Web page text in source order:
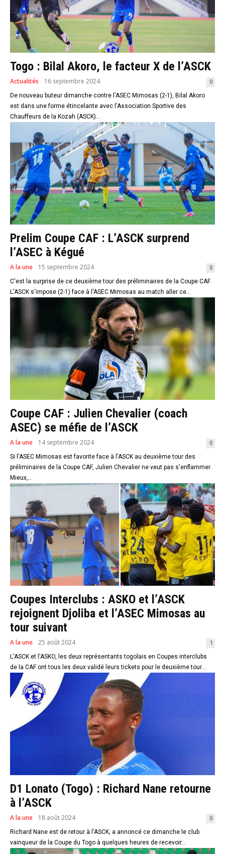
Togo : Bilal Akoro, le facteur X de l’ASCK
Actualités 16 septembre 2024 0
De nouveau buteur dimanche contre l'ASEC Mimosas (2-1), Bilal Akoro
est dans une forme étincelante avec l'Association Sportive des
Chauffeurs de la Kozah (ASCK)...
Prelim Coupe CAF : L’ASCK surprend
l’ASEC à Kégué
A la une 15 septembre 2024 0
C'est la surprise de ce deuxième tour des préliminaires de la Coupe CAF.
L'ASCK s'impose (2-1) face à l'ASEC Mimosas au match aller ce...
Coupe CAF : Julien Chevalier (coach
ASEC) se méfie de l’ASCK
A la une 14 septembre 2024 0
Si l'ASEC Mimosas est favorite face à l'ASCK au deuxième tour des
préliminaires de la Coupe CAF, Julien Chevalier ne veut pas s'enflammer.
Mieux,...
Coupes Interclubs : ASKO et l’ASCK
rejoignent Djoliba et l’ASEC Mimosas au
tour suivant
A la une 25 août 2024 1
L'ASCK et l'ASKO, les deux représentants togolais en Coupes interclubs
de la CAF ont tous les deux validé leurs tickets pour le deuxième tour...
D1 Lonato (Togo) : Richard Nane retourne
à l’ASCK
A la une 18 août 2024 0
Richard Nane est de retour à l'ASCK, a annoncé ce dimanche le club
vainqueur de la Coupe du Togo à quelques heures de recevoir...